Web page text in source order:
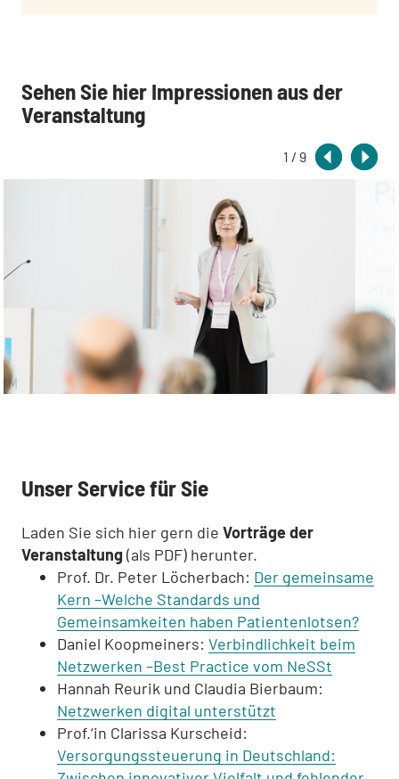
Sehen Sie hier Impressionen aus der
Veranstaltung
1 / 9
Unser Service für Sie
Laden Sie sich hier gern die Vorträge der
Veranstaltung(als PDF) herunter.
Prof. Dr. Peter Löcherbach: Der gemeinsame
Kern –Welche Standards und
Gemeinsamkeiten haben Patientenlotsen?
Daniel Koopmeiners: Verbindlichkeit beim
Netzwerken –Best Practice vom NeSSt
Hannah Reurik und Claudia Bierbaum:
Netzwerken digital unterstützt
Prof.‘in Clarissa Kurscheid:
Versorgungssteuerung in Deutschland: